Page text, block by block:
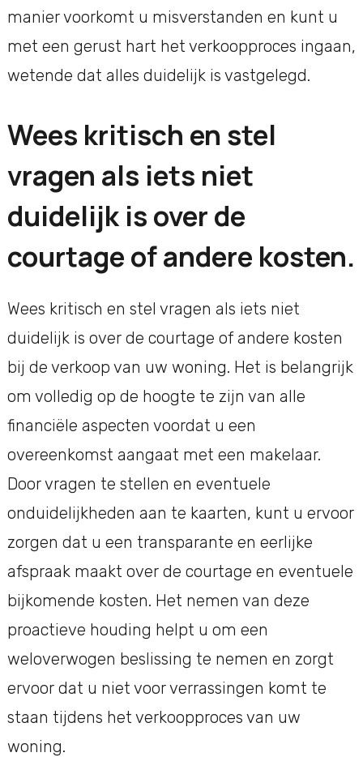
manier voorkomt u misverstanden en kunt u
met een gerust hart het verkoopproces ingaan,
wetende dat alles duidelijk is vastgelegd.
Wees kritisch en stel
vragen als iets niet
duidelijk is over de
courtage of andere kosten.
Wees kritisch en stel vragen als iets niet
duidelijk is over de courtage of andere kosten
bij de verkoop van uw woning. Het is belangrijk
om volledig op de hoogte te zijn van alle
financiële aspecten voordat u een
overeenkomst aangaat met een makelaar.
Door vragen te stellen en eventuele
onduidelijkheden aan te kaarten, kunt u ervoor
zorgen dat u een transparante en eerlijke
afspraak maakt over de courtage en eventuele
bijkomende kosten. Het nemen van deze
proactieve houding helpt u om een
weloverwogen beslissing te nemen en zorgt
ervoor dat u niet voor verrassingen komt te
staan tijdens het verkoopproces van uw
woning.